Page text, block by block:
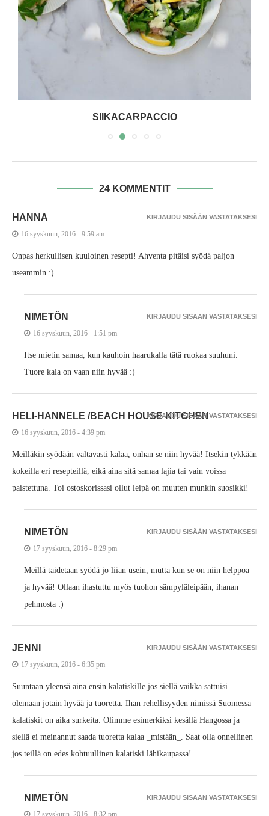
SIIKACARPACCIO
24 KOMMENTIT
HANNA
16 syyskuun, 2016 - 9:59 am
Onpas herkullisen kuuloinen resepti! Ahventa pitäisi syödä paljon
useammin :)
KIRJAUDU SISÄÄN VASTATAKSESI
NIMETÖN
16 syyskuun, 2016 - 1:51 pm
Itse mietin samaa, kun kauhoin haarukalla tätä ruokaa suuhuni.
Tuore kala on vaan niin hyvää :)
KIRJAUDU SISÄÄN VASTATAKSESI
HELI-HANNELE /BEACH HOUSE KITCHEN
16 syyskuun, 2016 - 4:39 pm
Meilläkin syödään valtavasti kalaa, onhan se niin hyvää! Itsekin tykkään
kokeilla eri resepteillä, eikä aina sitä samaa lajia tai vain voissa
paistettuna. Toi ostoskorissasi ollut leipä on muuten munkin suosikki!
KIRJAUDU SISÄÄN VASTATAKSESI
NIMETÖN
17 syyskuun, 2016 - 8:29 pm
Meillä taidetaan syödä jo liian usein, mutta kun se on niin helppoa
ja hyvää! Ollaan ihastuttu myös tuohon sämpyläleipään, ihanan
pehmosta :)
KIRJAUDU SISÄÄN VASTATAKSESI
JENNI
17 syyskuun, 2016 - 6:35 pm
Suuntaan yleensä aina ensin kalatiskille jos siellä vaikka sattuisi
olemaan jotain hyvää ja tuoretta. Ihan rehellisyyden nimissä Suomessa
kalatiskit on aika surkeita. Olimme esimerkiksi kesällä Hangossa ja
siellä ei meinannut saada tuoretta kalaa _mistään_. Saat olla onnellinen
jos teillä on edes kohtuullinen kalatiski lähikaupassa!
KIRJAUDU SISÄÄN VASTATAKSESI
NIMETÖN
17 syyskuun, 2016 - 8:32 pm
KIRJAUDU SISÄÄN VASTATAKSESI